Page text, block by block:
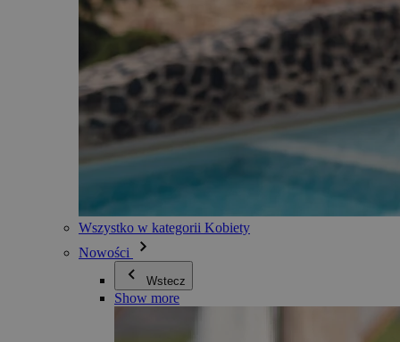
Wszystko w kategorii Kobiety
Nowości
Wstecz
Show more